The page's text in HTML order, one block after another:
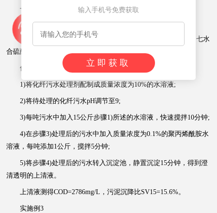
上清液测得COD=2801mg/L，污泥沉降比SV15=18.4%。
实施例2
一种化纤污水处理剂，按照重量份数计算，包含以下组分：七水
合硫酸亚铁65份、高岭土20份、蒙脱土20份、聚合氯化铝14份。
使用方法为：
1)将化纤污水处理剂配制成质量浓度为10%的水溶液;
2)将待处理的化纤污水pH调节至9;
3)每吨污水中加入15公斤步骤1)所述的水溶液，快速搅拌10分钟;
4)在步骤3)处理后的污水中加入质量浓度为0.1%的聚丙烯酰胺水
溶液，每吨添加1公斤，搅拌5分钟;
5)将步骤4)处理后的污水转入沉淀池，静置沉淀15分钟，得到澄
清透明的上清液。
上清液测得COD=2786mg/L，污泥沉降比SV15=15.6%。
实施例3
输入手机号免费获取
立即获取